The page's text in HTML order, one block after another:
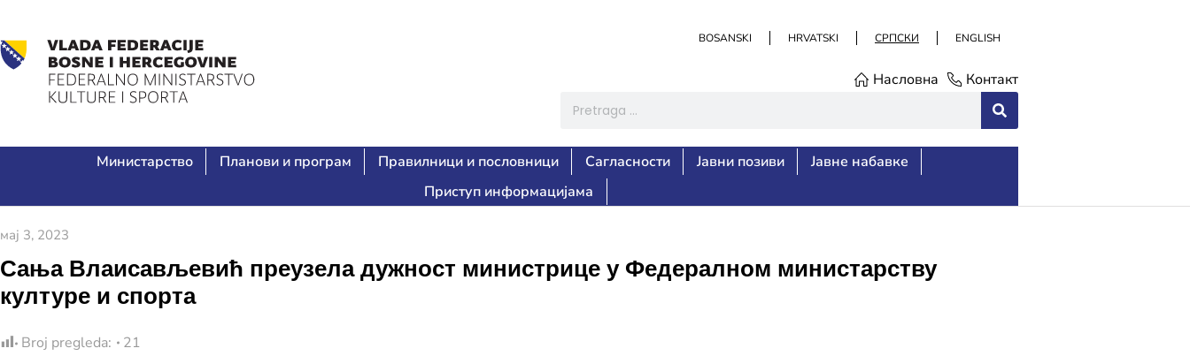
BOSANSKI HRVATSKI СРПСКИ ENGLISH
Насловна Контакт
Министарство Планови и програм Правилници и пословници Сагласности Јавни позиви
Јавне набавке
Приступ информацијама
мај 3, 2023
Сања Влаисављевић преузела дужност министрице у Федералном министарству
културе и спорта
Broj pregleda: 21